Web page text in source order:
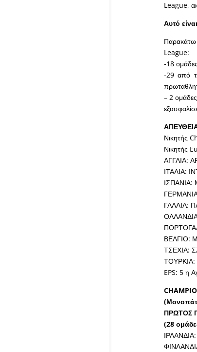
League,
Αυτό
Παρακάτω
League:
-18
-29 από
– 2
Νικητής
Νικητής
ΑΓΓΛΙΑ:
ΙΤΑΛΙΑ:
ΓΑΛΛΙΑ:
ΒΕΛΓΙΟ:
ΤΣΕΧΙΑ:
ΤΟΥΡΚΙΑ:
EPS: 5 η
ΠΡΩΤΟΣ
(28